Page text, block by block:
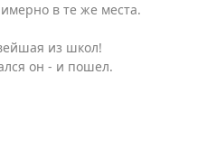
в те же места.
из школ!
он - и пошел.